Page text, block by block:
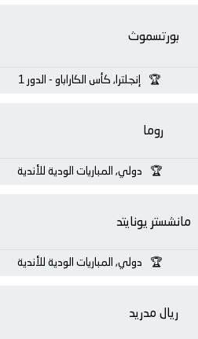
بورتسموث
إنجلترا, كأس الكاراباو - الدور 1
روما
دولي, المباريات الودية للأندية
مانشستر يونايتد
دولي, المباريات الودية للأندية
ريال مدريد